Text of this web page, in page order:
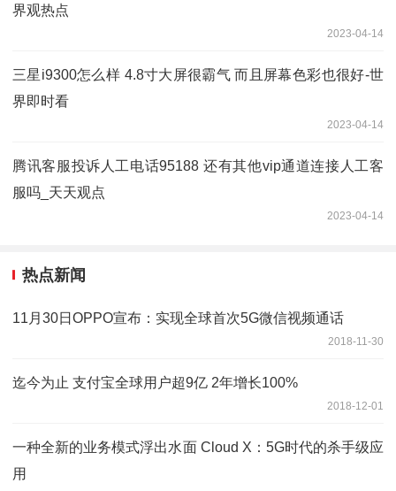
界观热点
2023-04-14
三星i9300怎么样 4.8寸大屏很霸气 而且屏幕色彩也很好-世
界即时看
2023-04-14
腾讯客服投诉人工电话95188 还有其他vip通道连接人工客
服吗_天天观点
2023-04-14
热点新闻
11月30日OPPO宣布：实现全球首次5G微信视频通话
2018-11-30
迄今为止 支付宝全球用户超9亿 2年增长100%
2018-12-01
一种全新的业务模式浮出水面 Cloud X：5G时代的杀手级应
用